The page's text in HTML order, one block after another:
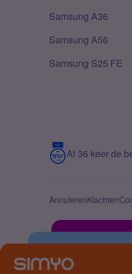
Samsung A36
Samsung A56
Samsung S25 FE
Al 36 keer de
AnnulerenKlachten